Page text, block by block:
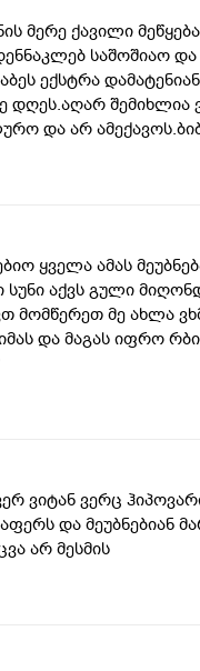
მერე ქავილი
საშოშიაო
ექსტრა
დღეს.აღარ შემიხლია
და არ
ბაბე მახლევს
ყველა ამას
სუნი აქვს გული
მომწერეთ მე ახლა
და მაგას იფრო
ვიტან ვერც
და მეუბნებიან
არ მესმის